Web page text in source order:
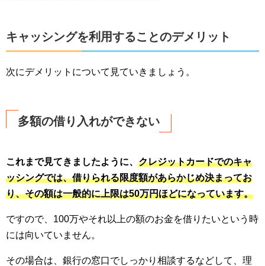
キャッシングを利用することのデメリット
次にデメリットについて見ていきましょう。
多額の借り入れができない
これまで見てきましたように、 クレジットカードでのキャ
ッシングでは、借りられる限度額があらかじめ決まってお
り、その額は一般的に上限は50万円ほどになっています。
ですので、100万やそれ以上の額のお金を借りたいという時
には向いていません。
その場合は、銀行の窓口でしっかり相談するなどして、理